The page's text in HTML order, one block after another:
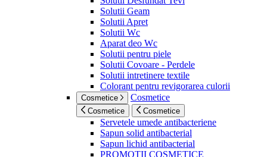
Solutii Geam
Solutii Apret
Solutii Wc
Aparat deo Wc
Solutii pentru piele
Solutii Covoare - Perdele
Solutii intretinere textile
Colorant pentru revigorarea culorii
Cosmetice Cosmetice
Cosmetice Cosmetice
Servetele umede antibacteriene
Sapun solid antibacterial
Sapun lichid antibacterial
PROMOTII COSMETICE